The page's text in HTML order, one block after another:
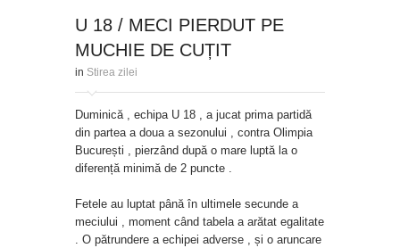
U 18 / MECI PIERDUT PE
MUCHIE DE CUȚIT
in Stirea zilei
Duminică , echipa U 18 , a jucat prima partidă
din partea a doua a sezonului , contra Olimpia
București , pierzând după o mare luptă la o
diferență minimă de 2 puncte .
Fetele au luptat până în ultimele secunde a
meciului , moment când tabela a arătat egalitate
. O pătrundere a echipei adverse , și o aruncare